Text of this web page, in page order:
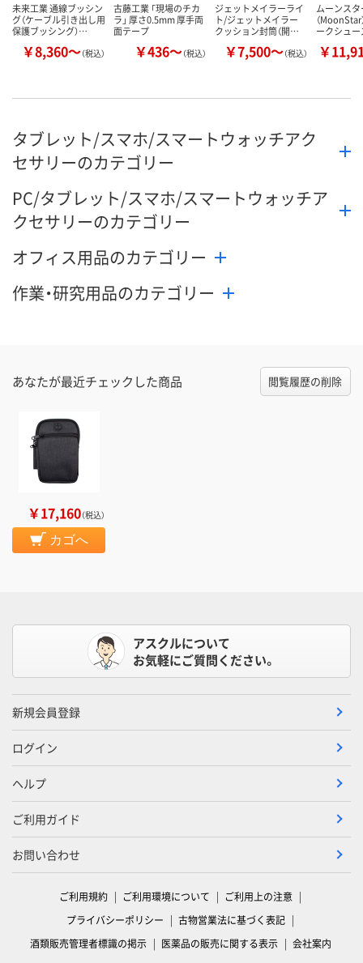
未来工業 通線ブッシン
グ（ケーブル引き出し用
保護ブッシング）…
￥8,360～（税込）
古藤工業 「現場のチカ
ラ」 厚さ0.5mm 厚手両
面テープ
￥436～（税込）
ジェットメイラーライ
ト/ジェットメイラー
クッション封筒（開…
￥7,500～（税込）
ムーンスタ
（MoonStar
ークシュ
￥
タブレット/スマホ/スマートウォッチアク
セサリーのカテゴリー
PC/タブレット/スマホ/スマートウォッチア
クセサリーのカテゴリー
オフィス用品のカテゴリー
作業・研究用品のカテゴリー
あなたが最近チェックした商品 閲覧履歴の削除
￥17,160（税込）
カゴへ
アスクルについて
お気軽にご質問ください。
新規会員登録
ログイン
ヘルプ
ご利用ガイド
お問い合わせ
ご利用規約 ご利用環境について
ご利用上の注意
プライバシーポリシー
古物営業法に基づく表記
酒類販売管理者標識の掲示
医薬品の販売に関する表示 会社案内